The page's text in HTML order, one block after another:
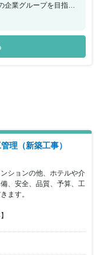
業グループを目指し
かにする」ことをミ
しています。 社員の成
得支援制度・自己研
や成果を実感できる環
理（新築工事）
ションの他、ホテルや介
、安全、品質、予算、工
ます。